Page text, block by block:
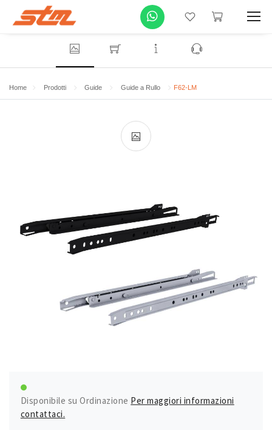
Home Prodotti Guide Guide a Rullo F62-LM
Disponibile su Ordinazione Per maggiori informazioni
contattaci.